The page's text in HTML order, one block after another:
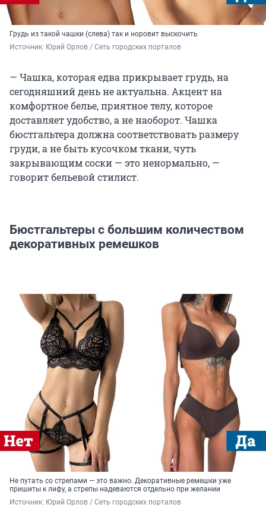
Грудь из такой чашки (слева) так и норовит выскочить
Источник: Юрий Орлов / Сеть городских порталов
— Чашка, которая едва прикрывает грудь, на
сегодняшний день не актуальна. Акцент на
комфортное белье, приятное телу, которое
доставляет удобство, а не наоборот. Чашка
бюстгальтера должна соответствовать размеру
груди, а не быть кусочком ткани, чуть
закрывающим соски — это ненормально, —
говорит бельевой стилист.
Бюстгальтеры с большим количеством
декоративных ремешков
Не путать со стрепами — это важно. Декоративные ремешки уже
пришиты к лифу, а стрепы надеваются отдельно при желании
Источник: Юрий Орлов / Сеть городских порталов